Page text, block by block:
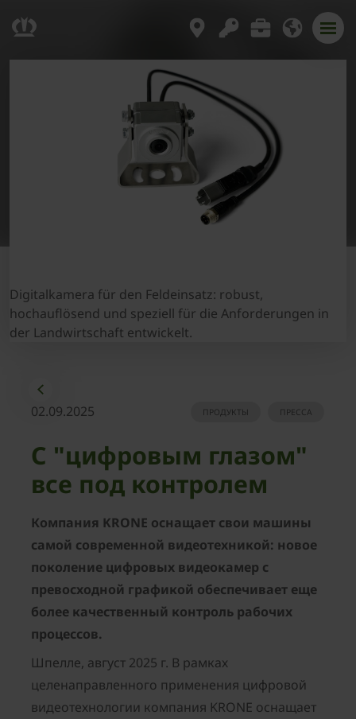
Digitalkamera für den Feldeinsatz: robust,
hochauflösend und speziell für die Anforderungen in
der Landwirtschaft entwickelt.
02.09.2025 ПРЕССА
ПРОДУКТЫ
С "цифровым глазом"
все под контролем
Компания KRONE оснащает свои машины
самой современной видеотехникой: новое
поколение цифровых видеокамер с
превосходной графикой обеспечивает еще
более качественный контроль рабочих
процессов.
Шпелле, август 2025 г. В рамках
целенаправленного применения цифровой
видеотехнологии компания KRONE оснащает